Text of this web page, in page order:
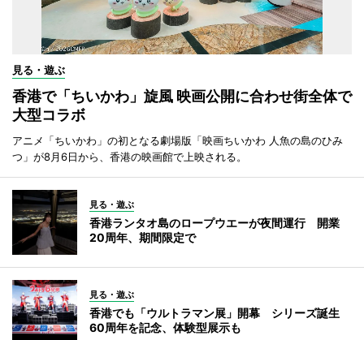
見る・遊ぶ
香港で「ちいかわ」旋風 映画公開に合わせ街全体で
大型コラボ
アニメ「ちいかわ」の初となる劇場版「映画ちいかわ 人魚の島のひみ
つ」が8月6日から、香港の映画館で上映される。
見る・遊ぶ
香港ランタオ島のロープウエーが夜間運行 開業
20周年、期間限定で
見る・遊ぶ
香港でも「ウルトラマン展」開幕 シリーズ誕生
60周年を記念、体験型展示も